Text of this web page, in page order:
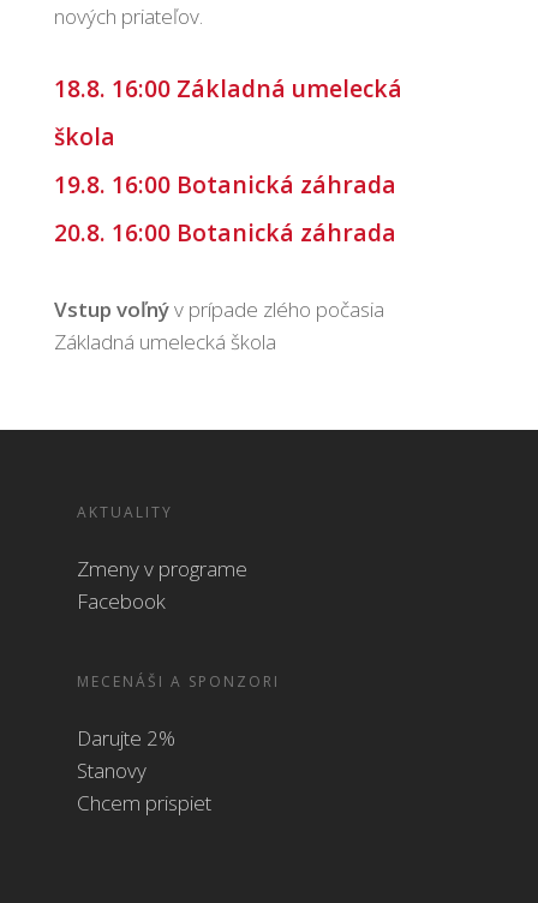
nových priateľov.
18.8. 16:00 Základná umelecká
škola
19.8. 16:00 Botanická záhrada
20.8. 16:00 Botanická záhrada
Vstup voľnýv prípade zlého počasia
Základná umelecká škola
AKTUALITY
Zmeny v programe
Facebook
MECENÁŠI A SPONZORI
Darujte 2%
Stanovy
Chcem prispiet